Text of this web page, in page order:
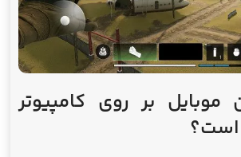
بر روی کامپیوتر